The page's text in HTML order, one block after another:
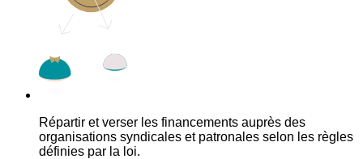
Répartir et verser les financements auprès des
organisations syndicales et patronales selon les règles
définies par la loi.